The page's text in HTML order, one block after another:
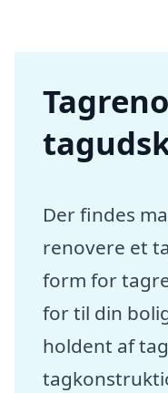
Der findes
renovere et
form for
for til din
holdent af